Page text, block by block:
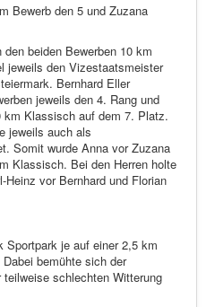
Bewerb den 5 und Zuzana
beiden Bewerben 10 km
jeweils den Vizestaatsmeister
Bernhard Eller
jeweils den 4. Rang und
km Klassisch auf dem 7. Platz.
jeweils auch als
Somit wurde Anna vor Zuzana
Klassisch. Bei den Herren holte
vor Bernhard und Florian
Sportpark je auf einer 2,5 km
bemühte sich der
schlechten Witterung